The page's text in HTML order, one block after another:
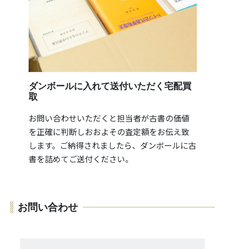
ダンボールに入れて送付いただく宅配買
取
お問い合わせいただくと担当者が古書の価値
を正確に判断しおおよその査定額をお伝え致
します。ご納得されましたら、ダンボールに古
書を詰めてご送付ください。
お問い合わせ